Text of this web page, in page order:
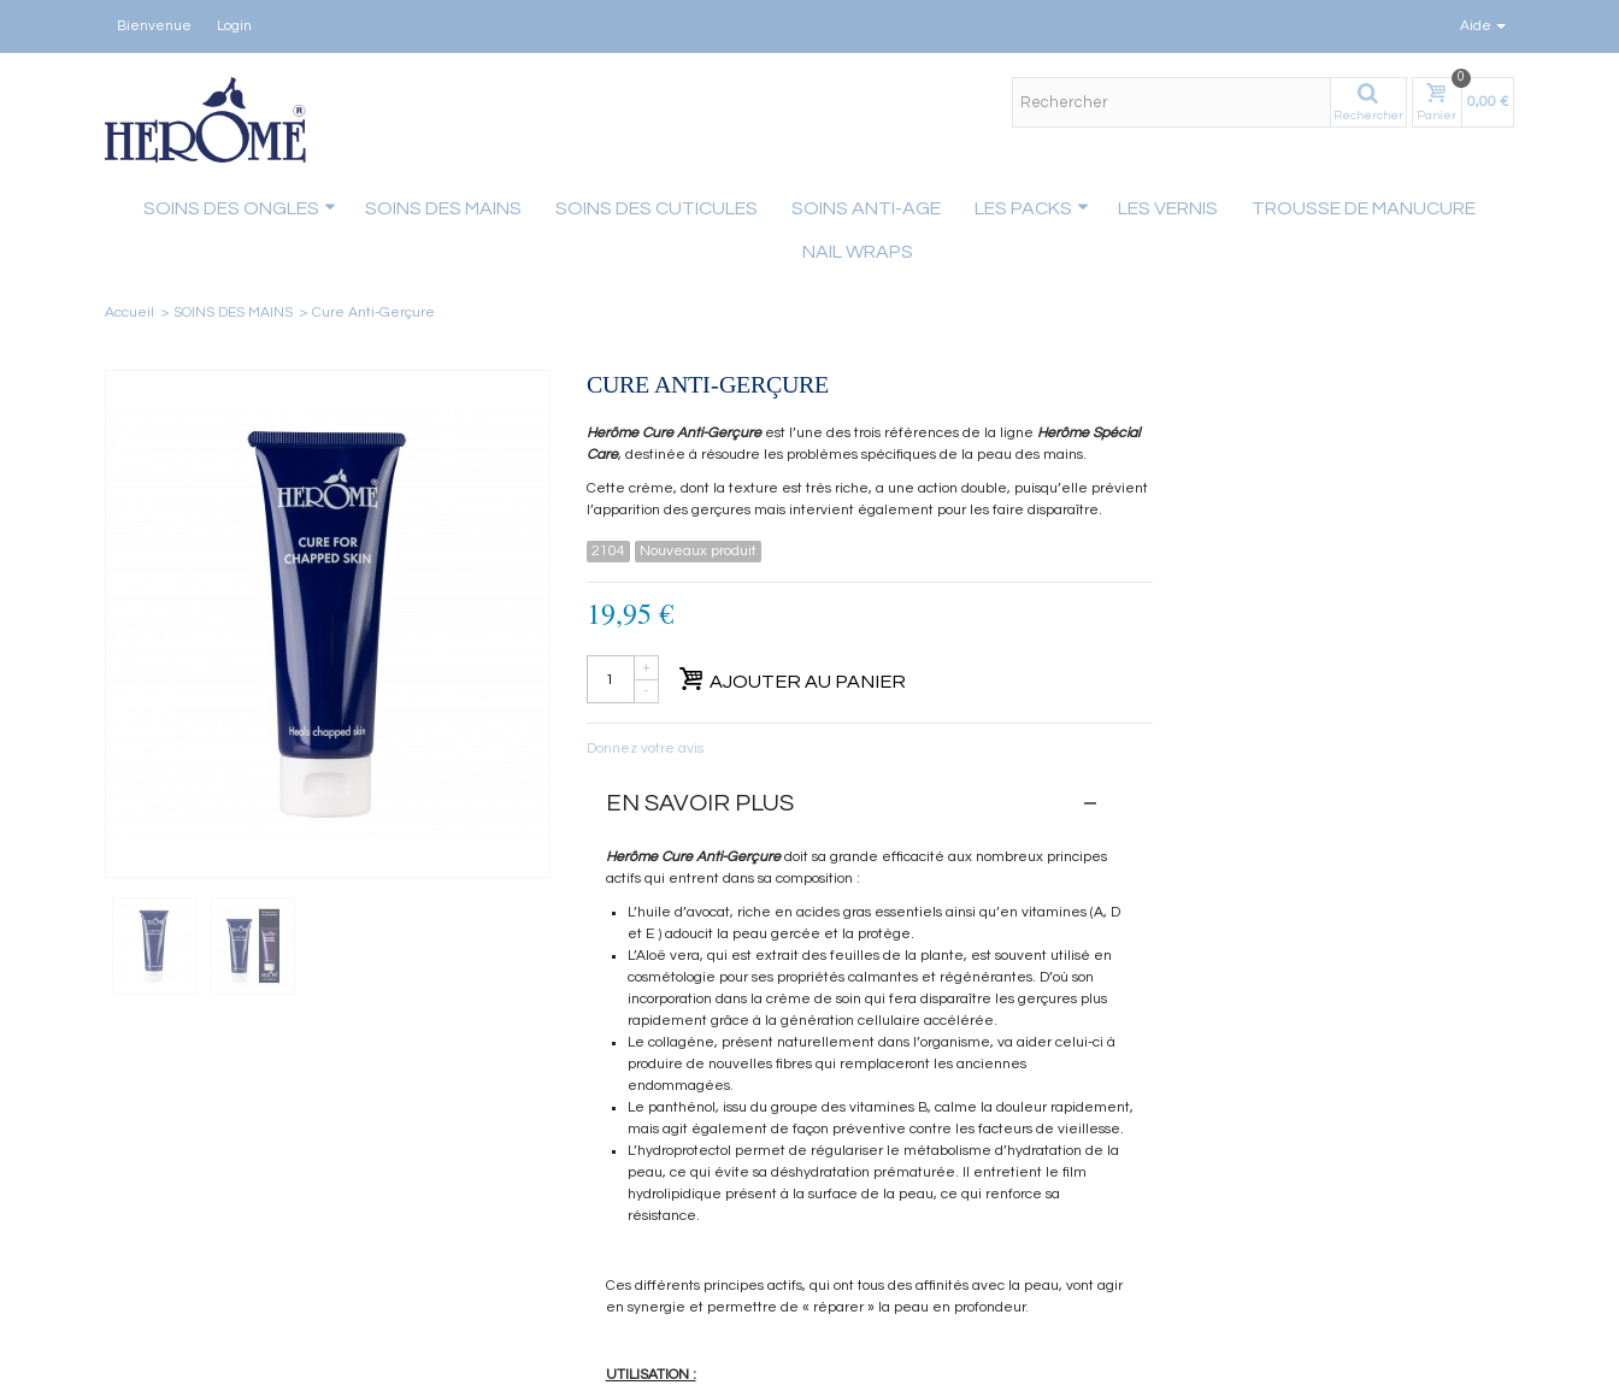
Aide
Bienvenue Login
Rechercher Panier
0
0,00 €
SOINS DES ONGLES SOINS DES MAINS SOINS DES CUTICULES SOINS ANTI-AGE LES PACKS LES VERNIS TROUSSE DE MANUCURE
ul.tpl.cache.php
Notice:
m_name in
/home/herome/shop/cache/smarty/compile/09/be/52/09be52dfe9a9e8549a640d0f002fdeeab13781db.file.stadvancedmenu-
ul.tpl.cache.php
on line75
NAIL WRAPS
Accueil > SOINS DES MAINS > Cure Anti-Gerçure
CURE ANTI-GERÇURE
Herôme Cure Anti-Gerçureest l’une des trois références de la ligne Herôme Spécial
Care, destinée à résoudre les problèmes spécifiques de la peau des mains.
Cette crème, dont la texture est très riche, a une action double, puisqu’elle prévient
l’apparition des gerçures mais intervient également pour les faire disparaître.
2104 Nouveaux produit
19,95 €
-
+
AJOUTER AU PANIER
Donnez votre avis
EN SAVOIR PLUS
Herôme Cure Anti-Gerçuredoit sa grande efficacité aux nombreux principes
actifs qui entrent dans sa composition :
L’huile d’avocat, riche en acides gras essentiels ainsi qu’en vitamines (A, D
et E ) adoucit la peau gercée et la protège.
L’Aloë vera, qui est extrait des feuilles de la plante, est souvent utilisé en
cosmétologie pour ses propriétés calmantes et régénérantes. D’où son
incorporation dans la crème de soin qui fera disparaître les gerçures plus
rapidement grâce à la génération cellulaire accélérée.
Le collagène, présent naturellement dans l’organisme, va aider celui-ci à
produire de nouvelles fibres qui remplaceront les anciennes
endommagées.
Le panthénol, issu du groupe des vitamines B, calme la douleur rapidement,
mais agit également de façon préventive contre les facteurs de vieillesse.
L’hydroprotectol permet de régulariser le métabolisme d’hydratation de la
peau, ce qui évite sa déshydratation prématurée. Il entretient le film
hydrolipidique présent à la surface de la peau, ce qui renforce sa
résistance.
Ces différents principes actifs, qui ont tous des affinités avec la peau, vont agir
en synergie et permettre de « réparer » la peau en profondeur.
UTILISATION :